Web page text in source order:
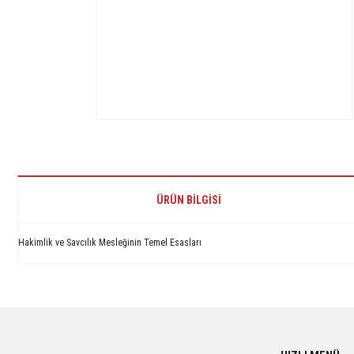
ÜRÜN BILGISI
Hakimlik ve Savcılık Mesleğinin Temel Esasları